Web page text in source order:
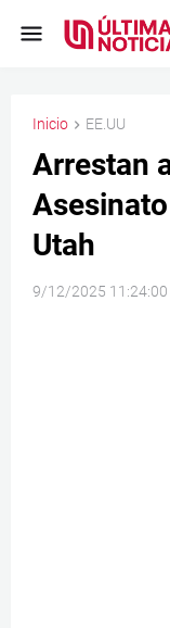
Inicio EE.UU
Arrestan
Utah
9/12/2025 11:24:00